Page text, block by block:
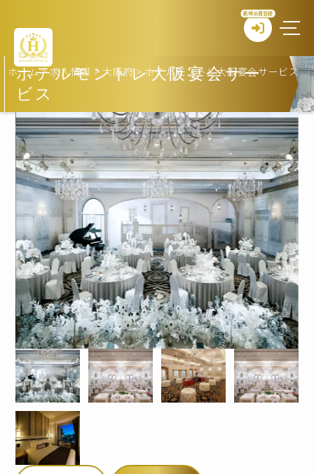
新規会員登録
ホテルモントレ大阪宴会サー
ビス
ホーム>求人情報 >大阪府>ホテルモントレ大阪宴会サービス